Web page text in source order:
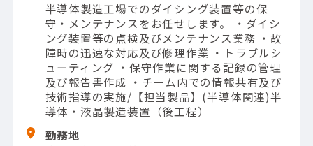
半導体製造工場でのダイシング装置等の保
守・メンテナンスをお任せします。 ・ダイシ
ング装置等の点検及びメンテナンス業務 ・故
障時の迅速な対応及び修理作業 ・トラブルシ
ューティング ・保守作業に関する記録の管理
及び報告書作成 ・チーム内での情報共有及び
技術指導の実施/【担当製品】(半導体関連)半
導体・液晶製造装置（後工程）
勤務地